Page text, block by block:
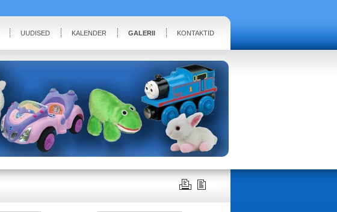
UUDISED KALENDER GALERII KONTAKTID